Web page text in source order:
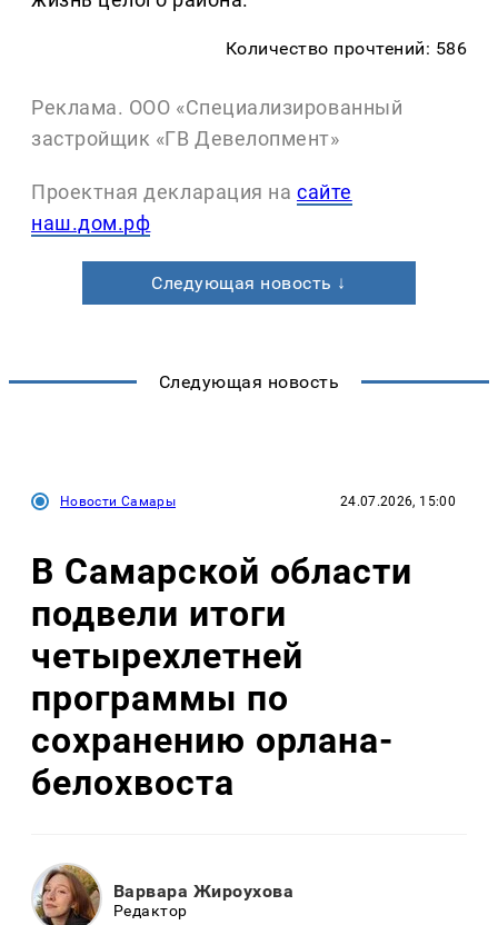
Количество прочтений: 586
Реклама. ООО «Специализированный
застройщик «ГВ Девелопмент»
Проектная декларация на сайте
наш.дом.рф
Следующая новость ↓
Следующая новость
Новости Самары 24.07.2026, 15:00
В Самарской области
подвели итоги
четырехлетней
программы по
сохранению орлана-
белохвоста
Варвара Жироухова
Редактор